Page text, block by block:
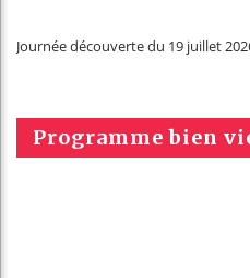
Journée découverte du 19 juillet
Programme bien